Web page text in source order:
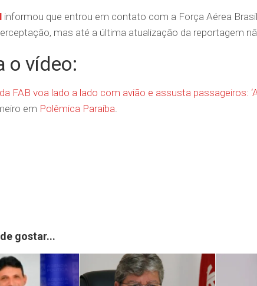
informou que entrou em contato com a Força Aérea
mas até a última atualização da reportagem
o vídeo:
FAB voa lado a lado com avião e assusta passageiros:
em Polêmica Paraíba
gostar...